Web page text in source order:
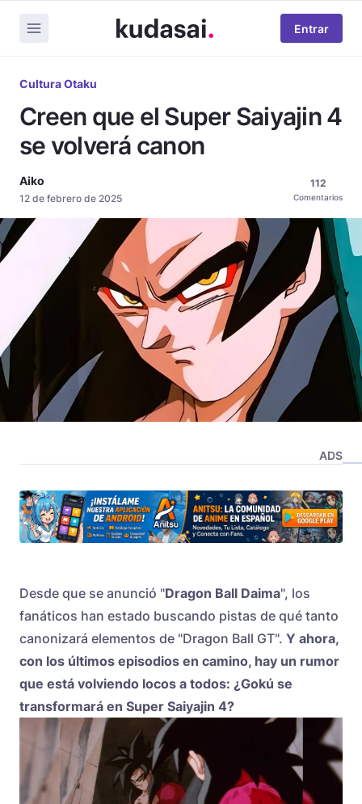
Entrar
Cultura Otaku
Creen que el Super Saiyajin 4
se volverá canon
Aiko
12 de febrero de 2025
112
Comentarios
ADS
Desde que se anunció "Dragon Ball Daima", los
fanáticos han estado buscando pistas de qué tanto
canonizará elementos de "Dragon Ball GT". Y ahora,
con los últimos episodios en camino, hay un rumor
que está volviendo locos a todos: ¿Gokú se
transformará en Super Saiyajin 4?